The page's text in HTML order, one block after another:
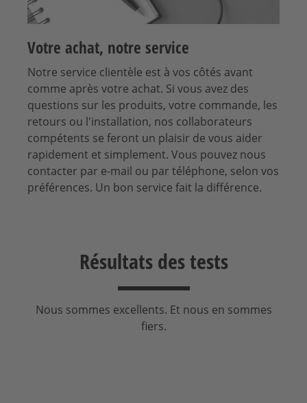
Votre achat, notre service
Notre service clientèle est à vos côtés avant
comme après votre achat. Si vous avez des
questions sur les produits, votre commande, les
retours ou l'installation, nos collaborateurs
compétents se feront un plaisir de vous aider
rapidement et simplement. Vous pouvez nous
contacter par e-mail ou par téléphone, selon vos
préférences. Un bon service fait la différence.
Résultats des tests
Nous sommes excellents. Et nous en sommes
fiers.